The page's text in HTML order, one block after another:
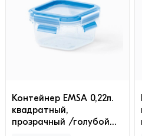
Контейнер EMSA 0,22л.
квадратный,
прозрачный /голубой